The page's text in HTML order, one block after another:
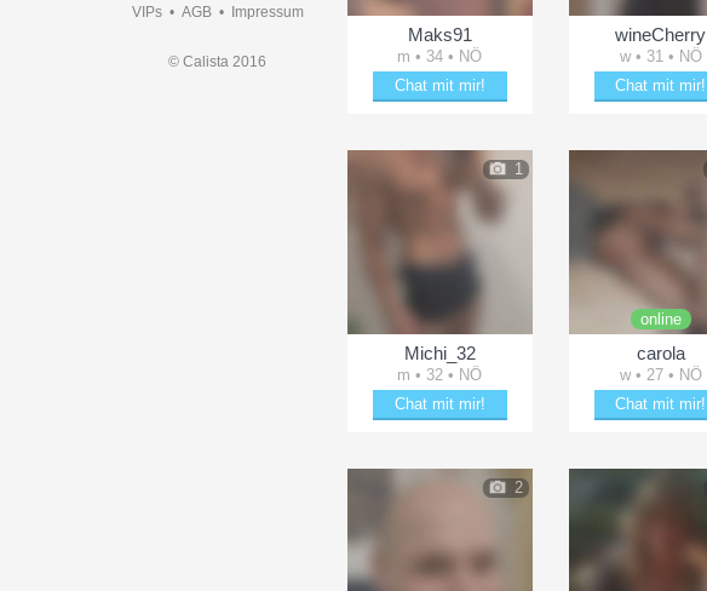
VIPs• AGB• Impressum
© Calista 2016
Maks91
m • 34 • NÖ
Chat mit mir!
wineCherry
w • 31 • NÖ
Chat mit mir!
1
Michi_32
m • 32 • NÖ
Chat mit mir!
online
carola
w • 27 • NÖ
Chat mit mir!
2